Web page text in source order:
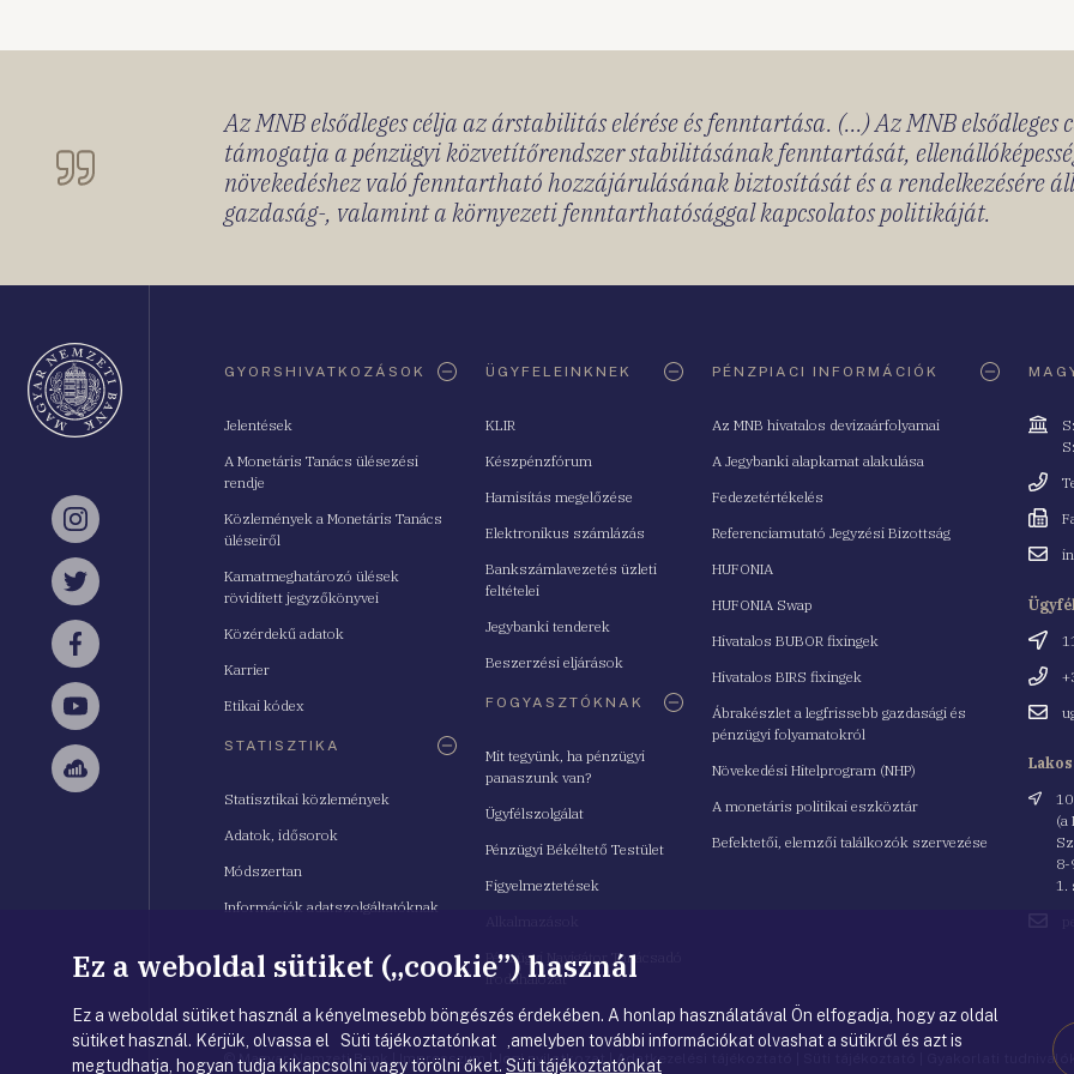
Az MNB elsődleges célja az árstabilitás elérése és fenntartása. (...) Az MNB elsődleges
támogatja a pénzügyi közvetítőrendszer stabilitásának fenntartását,
növekedéshez való fenntartható hozzájárulásának biztosítását és a rendelkezésére
gazdaság-, valamint a környezeti fenntarthatósággal kapcsolatos politikáját.
Instagram
Twitter
Facebook
YouTube
Sellsy
GYORSHIVATKOZÁSOK
Jelentések
A Monetáris Tanács ülésezési
rendje
Közlemények a Monetáris Tanács
üléseiről
Kamatmeghatározó ülések
rövidített jegyzőkönyvei
Közérdekű adatok
Karrier
Etikai kódex
STATISZTIKA
Statisztikai közlemények
Adatok, idősorok
Módszertan
Információk adatszolgáltatóknak
ÜGYFELEINKNEK
KLIR
Készpénzfórum
Hamisítás megelőzése
Elektronikus számlázás
Bankszámlavezetés üzleti
feltételei
Jegybanki tenderek
Beszerzési eljárások
FOGYASZTÓKNAK
Mit tegyünk, ha pénzügyi
panaszunk van?
Ügyfélszolgálat
Pénzügyi Békéltető Testület
Figyelmeztetések
Pénzügyi Navigátor Tanácsadó
Irodahálózat
PÉNZPIACI INFORMÁCIÓK
Az MNB hivatalos devizaárfolyamai
A Jegybanki alapkamat alakulása
Fedezetértékelés
Referenciamutató Jegyzési Bizottság
HUFONIA
HUFONIA Swap
Hivatalos BUBOR fixingek
Hivatalos BIRS fixingek
Ábrakészlet a legfrissebb gazdasági és
pénzügyi folyamatokról
Növekedési Hitelprogram (NHP)
A monetáris politikai eszköztár
Befektetői, elemzői találkozók szervezése
Cím
Fax
Email
Cím
Email
Cím
(a
8-
1.
© Magyar Nemzeti Bank |Impresszum |Jogi nyilatkozat|Adatkezelési tájékoztató Gyakorlati
Ez a weboldal sütiket („cookie”) használ
Ez a weboldal sütiket használ a kényelmesebb böngészés érdekében. A honlap használatával Ön elfogadja, hogy az oldal
sütiket használ. Kérjük, olvassa el Süti tájékoztatónkat ,amelyben további információkat olvashat a sütikről és azt is
megtudhatja, hogyan tudja kikapcsolni vagy törölni őket. Süti tájékoztatónkat